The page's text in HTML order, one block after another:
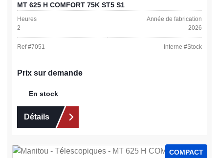
MT 625 H COMFORT 75K ST5 S1
Heures
2
Année de fabrication
2026
Ref #7051 Interne #Stock
Prix sur demande
En stock
Détails
COMPACT